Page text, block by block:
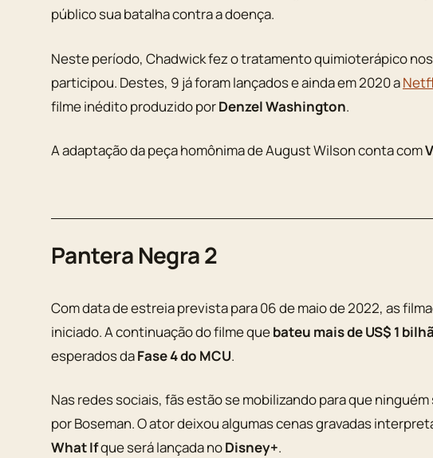
público sua batalha contra a doença.
Neste período, Chadwick fez o tratamento quimioterápico
participou. Destes, 9 já foram lançados e ainda em 2020 a
filme inédito produzido porDenzel Washington.
A adaptação da peça homônima deAugust Wilsonconta com
Pantera Negra 2
Com data de estreia prevista para 06 de maio de 2022, as
iniciado. A continuação do filme quebateu mais de US$ 1
esperados daFase 4 do MCU.
Nas redes sociais, fãs estão se mobilizando para que
por Boseman. O ator deixou algumas cenas gravadas
What Ifque será lançada noDisney+.